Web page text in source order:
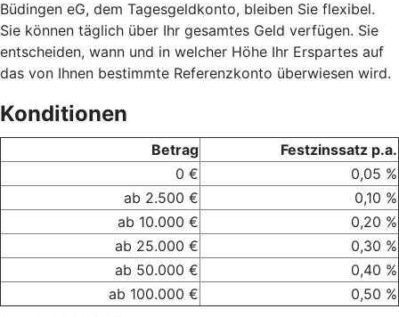
Büdingen eG, dem Tagesgeldkonto, bleiben Sie flexibel.
Sie können täglich über Ihr gesamtes Geld verfügen. Sie
entscheiden, wann und in welcher Höhe Ihr Erspartes auf
das von Ihnen bestimmte Referenzkonto überwiesen wird.
Konditionen
Betrag
Festzinssatz p.a.
0 €
0,05 %
ab 2.500 €
0,10 %
ab 10.000 €
0,20 %
ab 25.000 €
0,30 %
ab 50.000 €
0,40 %
ab 100.000 €
0,50 %